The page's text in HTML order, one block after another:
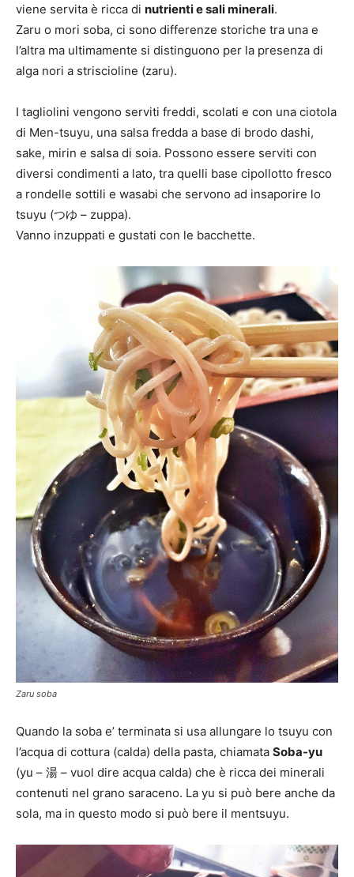
viene servita è ricca di nutrienti e sali minerali.
Zaru o mori soba, ci sono differenze storiche tra una e
l’altra ma ultimamente si distinguono per la presenza di
alga nori a striscioline (zaru).
I tagliolini vengono serviti freddi, scolati e con una ciotola
di Men-tsuyu, una salsa fredda a base di brodo dashi,
sake, mirin e salsa di soia. Possono essere serviti con
diversi condimenti a lato, tra quelli base cipollotto fresco
a rondelle sottili e wasabi che servono ad insaporire lo
tsuyu (つゆ – zuppa).
Vanno inzuppati e gustati con le bacchette.
Zaru soba
Quando la soba e’ terminata si usa allungare lo tsuyu con
l’acqua di cottura (calda) della pasta, chiamata Soba-yu
(yu – 湯 – vuol dire acqua calda) che è ricca dei minerali
contenuti nel grano saraceno. La yu si può bere anche da
sola, ma in questo modo si può bere il mentsuyu.